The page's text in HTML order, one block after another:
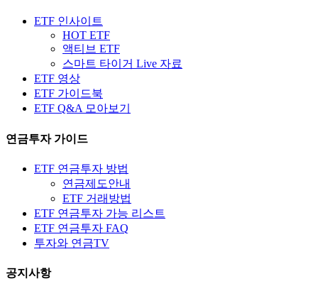
ETF 인사이트
HOT ETF
액티브 ETF
스마트 타이거 Live 자료
ETF 영상
ETF 가이드북
ETF Q&A 모아보기
연금투자 가이드
ETF 연금투자 방법
연금제도안내
ETF 거래방법
ETF 연금투자 가능 리스트
ETF 연금투자 FAQ
투자와 연금TV
공지사항